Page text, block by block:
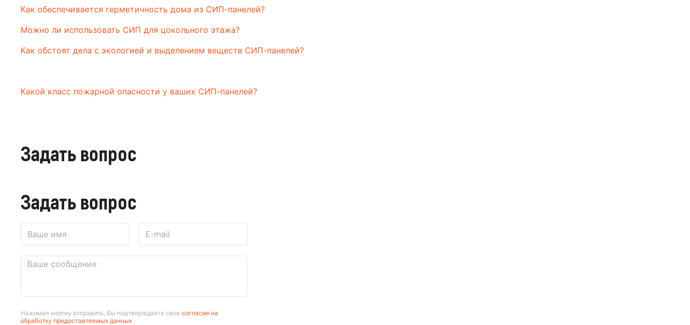
Как обеспечивается герметичность дома из СИП-панелей?
Можно ли использовать СИП для цокольного этажа?
Как обстоят дела с экологией и выделением веществ СИП-панелей?
Какой класс пожарной опасности у ваших СИП-панелей?
Задать вопрос
Задать вопрос
Нажимая кнопку отправить, Вы подтверждаете свое согласие на
обработку предоставляемых данных